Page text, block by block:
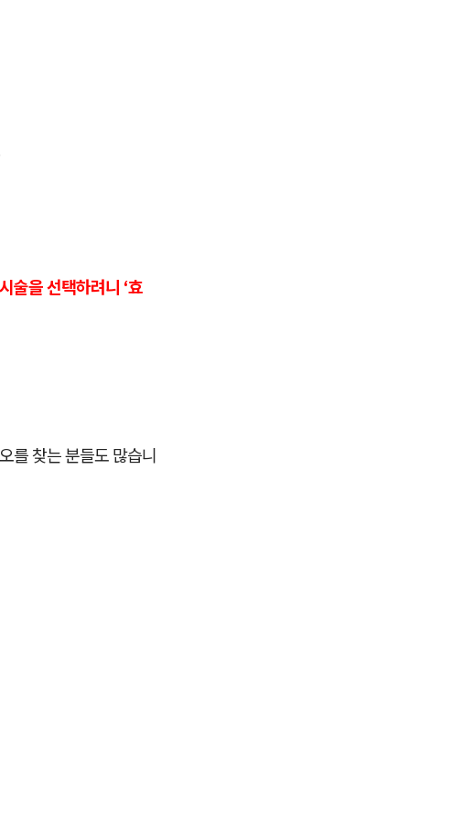
술을 선택하려니 ‘효
를 찾는 분들도 많습니